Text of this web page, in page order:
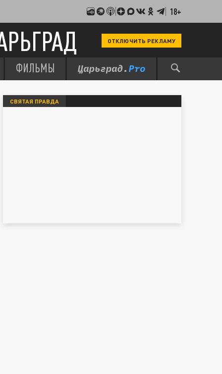
18+
ОТКЛЮЧИТЬ РЕКЛАМУ
ФИЛЬМЫ
СВЯТАЯ ПРАВДА